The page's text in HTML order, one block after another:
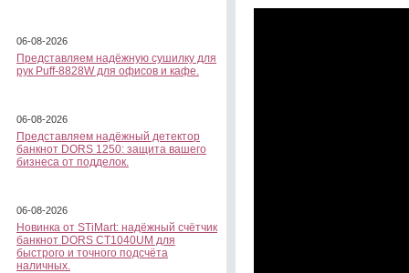
06-08-2026
Представляем надёжную сушилку для
рук Puff-8828W для офисов и кафе.
06-08-2026
Представляем надёжный детектор
банкнот DORS 1250: защита вашего
бизнеса от подделок.
06-08-2026
Новинка от STiMart: надёжный счётчик
банкнот DORS CT1040UM для
быстрого и точного подсчёта
наличных.